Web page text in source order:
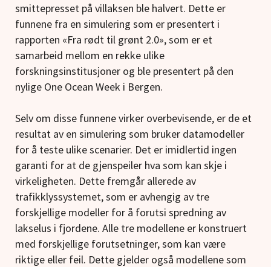
smittepresset på villaksen ble halvert. Dette er
funnene fra en simulering som er presentert i
rapporten «Fra rødt til grønt 2.0», som er et
samarbeid mellom en rekke ulike
forskningsinstitusjoner og ble presentert på den
nylige One Ocean Week i Bergen.
Selv om disse funnene virker overbevisende, er de et
resultat av en simulering som bruker datamodeller
for å teste ulike scenarier. Det er imidlertid ingen
garanti for at de gjenspeiler hva som kan skje i
virkeligheten. Dette fremgår allerede av
trafikklyssystemet, som er avhengig av tre
forskjellige modeller for å forutsi spredning av
lakselus i fjordene. Alle tre modellene er konstruert
med forskjellige forutsetninger, som kan være
riktige eller feil. Dette gjelder også modellene som